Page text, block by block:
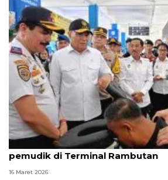
Menko Polkam soroti layanan
pemudik di Terminal Rambutan
16 Maret 2026